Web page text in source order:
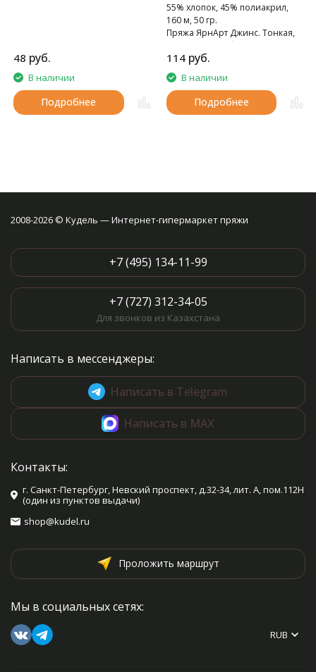
48 руб.
В наличии
Подробнее
55% хлопок, 45% полиакрил,
160 м, 50 гр.
Пряжа ЯрнАрт Джинс. Тонкая,
мягкая, слегка бархатистая
нитка. Очень приятная на
ощупь.
114 руб.
В наличии
Подробнее
2008-2026 © Кудель — Интернет-гипермаркет пряжи
+7 (495) 134-11-99
+7 (727) 312-34-05
Для звонков из Казахстана
Написать в мессенджеры:
Написать в Telegram
Написать в MAX
Контакты:
г. Санкт-Петербург, Невский проспект, д.32-34, лит. А, пом.112Н
(один из пунктов выдачи)
shop@kudel.ru
Проложить маршрут
Мы в социальных сетях:
RUB